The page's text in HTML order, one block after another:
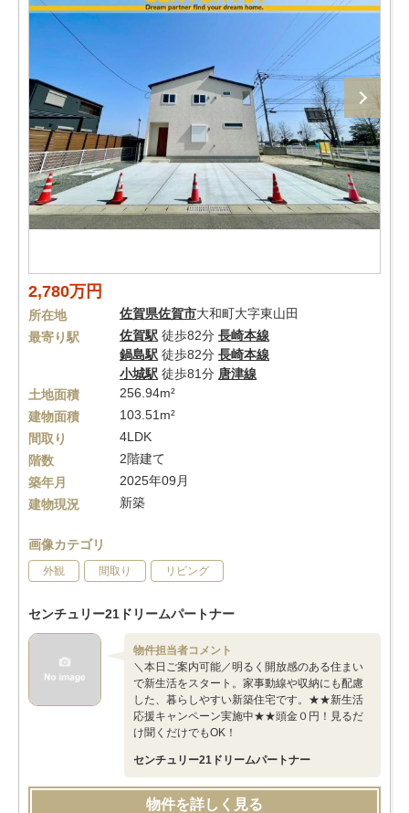
2,780万円
所在地 佐賀県佐賀市大和町大字東山田
最寄り駅
佐賀駅 徒歩82分 長崎本線
鍋島駅 徒歩82分 長崎本線
小城駅 徒歩81分 唐津線
土地面積
256.94m²
建物面積
103.51m²
間取り
4LDK
階数
2階建て
築年月
2025年09月
建物現況
新築
画像カテゴリ
外観 間取り リビング
センチュリー21ドリームパートナー
物件担当者コメント
＼本日ご案内可能／明るく開放感のある住まい
で新生活をスタート。家事動線や収納にも配慮
した、暮らしやすい新築住宅です。★★新生活
応援キャンペーン実施中★★頭金０円！見るだ
け聞くだけでもOK！
センチュリー21ドリームパートナー
物件を詳しく見る